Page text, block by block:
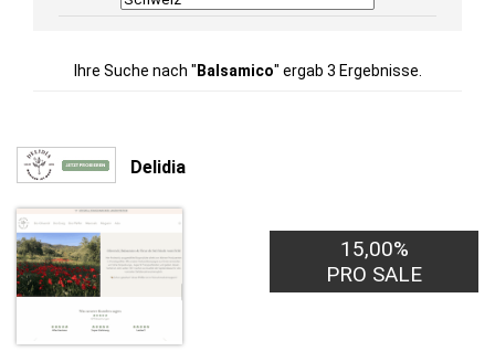
Ihre Suche nach " Balsamico" ergab 3 Ergebnisse.
Delidia
15,00%
PRO SALE